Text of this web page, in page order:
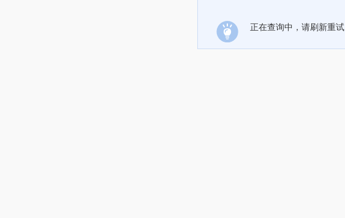
正在查询中，请刷新重试